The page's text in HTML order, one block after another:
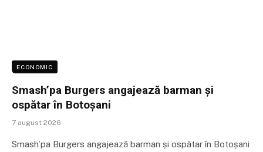
ECONOMIC
Smash’pa Burgers angajează barman și
ospătar în Botoșani
7 august 2026
Smash’pa Burgers angajează barman și ospătar în Botoșani